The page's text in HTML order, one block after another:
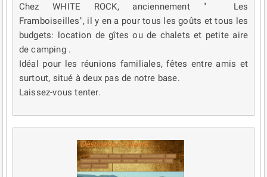
Chez WHITE ROCK, anciennement " Les
Framboiseilles", il y en a pour tous les goûts et tous les
budgets: location de gîtes ou de chalets et petite aire
de camping .
Idéal pour les réunions familiales, fêtes entre amis et
surtout, situé à deux pas de notre base.
Laissez-vous tenter.